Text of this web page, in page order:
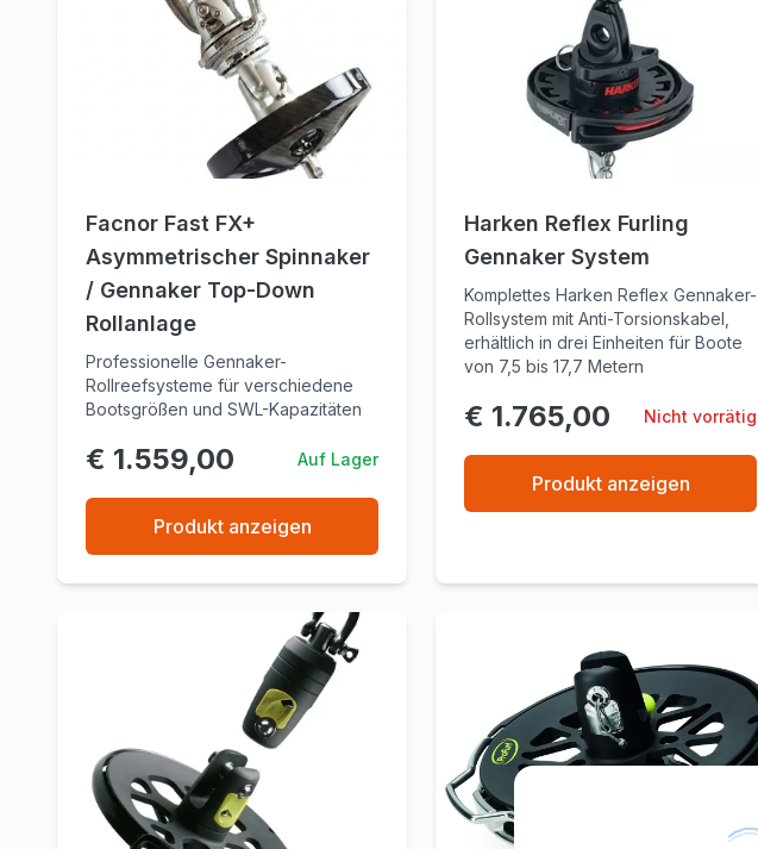
Facnor Fast FX+
Asymmetrischer Spinnaker
/ Gennaker Top-Down
Rollanlage
Professionelle Gennaker-
Rollreefsysteme für verschiedene
Bootsgrößen und SWL-Kapazitäten
€ 1.559,00 Auf Lager
Produkt anzeigen
Harken Reflex Furling
Gennaker System
Komplettes Harken Reflex Gennaker-
Rollsystem mit Anti-Torsionskabel,
erhältlich in drei Einheiten für Boote
von 7,5 bis 17,7 Metern
€ 1.765,00 Nicht vorrätig
Produkt anzeigen